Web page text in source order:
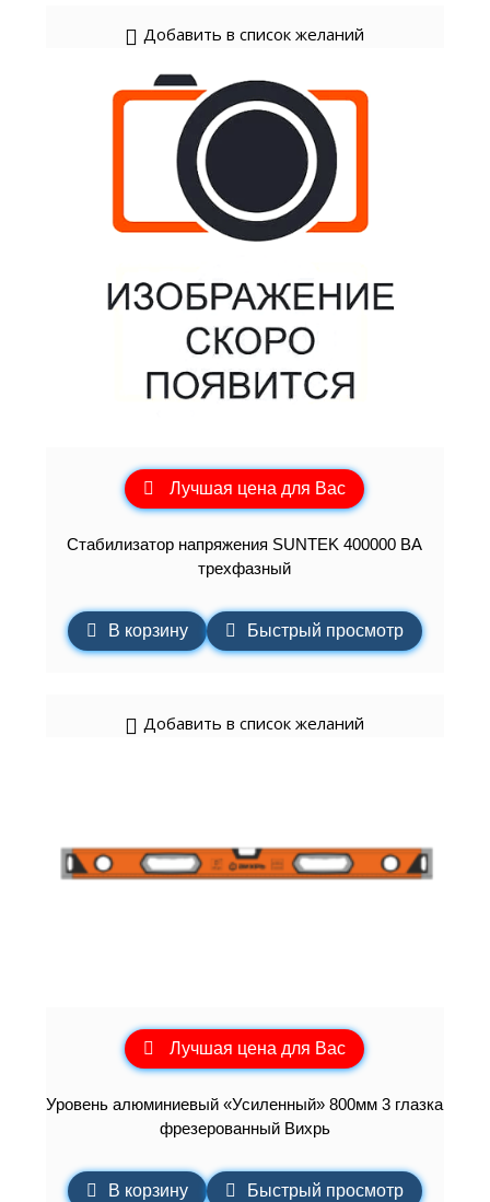
Добавить в список желаний
Лучшая цена для Вас
Стабилизатор напряжения SUNTEK 400000 ВА
трехфазный
В корзину Быстрый просмотр
Добавить в список желаний
Лучшая цена для Вас
Уровень алюминиевый «Усиленный» 800мм 3 глазка
фрезерованный Вихрь
В корзину Быстрый просмотр